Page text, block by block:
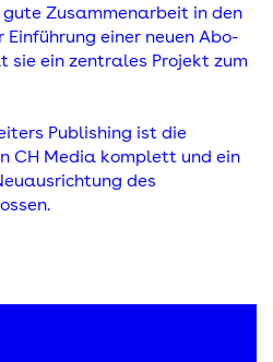
Zusammenarbeit in den
einer neuen Abo-
ein zentrales Projekt zum
Publishing ist die
CH Media komplett und ein
des